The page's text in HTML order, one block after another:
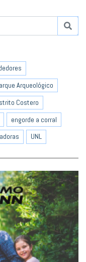
Arqueológico
Costero
engorde a corral
UNL